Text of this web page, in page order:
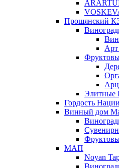
Прошянский
Элитные
Гордость Нации
Винный дом
МАП
Noyan